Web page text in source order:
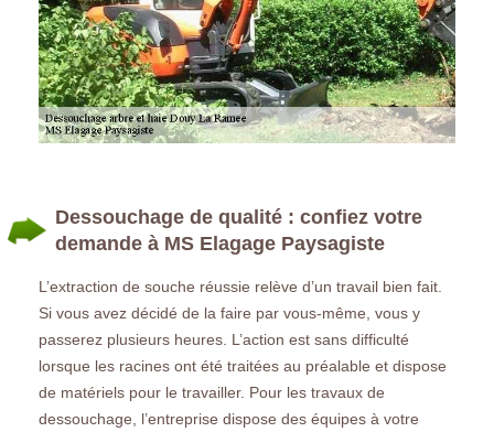
Dessouchage de qualité : confiez votre
demande à MS Elagage Paysagiste
L’extraction de souche réussie relève d’un travail bien fait.
Si vous avez décidé de la faire par vous-même, vous y
passerez plusieurs heures. L’action est sans difficulté
lorsque les racines ont été traitées au préalable et dispose
de matériels pour le travailler. Pour les travaux de
dessouchage, l’entreprise dispose des équipes à votre